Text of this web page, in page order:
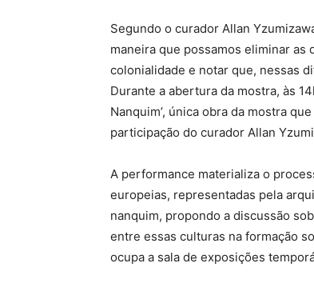
Segundo o curador Allan
maneira que possamos eliminar
colonialidade e notar que, nessas
Durante a abertura da mostra, às
Nanquim’, única obra da mostra
participação do curador Allan
A performance materializa o
europeias, representadas pela
nanquim, propondo a discussão
entre essas culturas na formação
ocupa a sala de exposições